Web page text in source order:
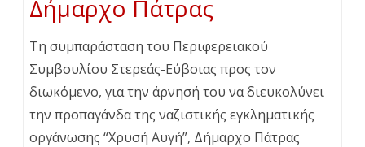
Δήμαρχο Πάτρας
Τη συμπαράσταση του Περιφερειακού
Συμβουλίου Στερεάς-Εύβοιας προς τον
διωκόμενο, για την άρνησή του να διευκολύνει
την προπαγάνδα της ναζιστικής εγκληματικής
οργάνωσης “Χρυσή Αυγή”, Δήμαρχο Πάτρας